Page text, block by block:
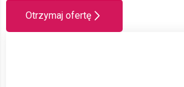
Otrzymaj ofertę